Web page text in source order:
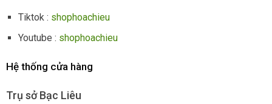
Tiktok : shophoachieu
Youtube : shophoachieu
Hệ thống cửa hàng
Trụ sở Bạc Liêu